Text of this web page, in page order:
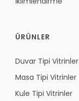
ÜRÜNLER
Duvar Tipi Vitrinler
Masa Tipi Vitrinler
Kule Tipi Vitrinler